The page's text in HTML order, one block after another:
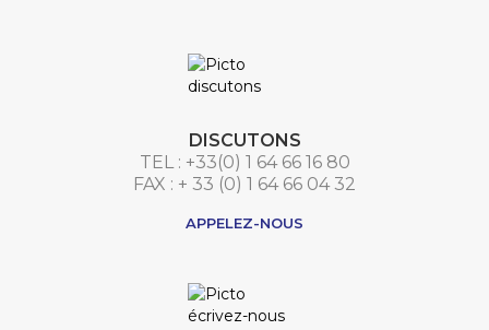
DISCUTONS
TEL : +33(0) 1 64 66 16 80
FAX : + 33 (0) 1 64 66 04 32
APPELEZ-NOUS